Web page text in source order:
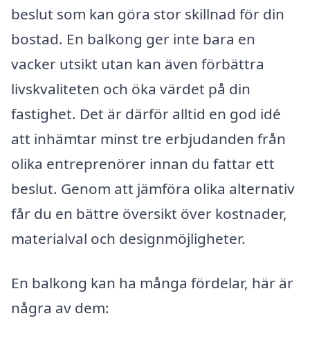
beslut som kan göra stor skillnad för din
bostad. En balkong ger inte bara en
vacker utsikt utan kan även förbättra
livskvaliteten och öka värdet på din
fastighet. Det är därför alltid en god idé
att inhämtar minst tre erbjudanden från
olika entreprenörer innan du fattar ett
beslut. Genom att jämföra olika alternativ
får du en bättre översikt över kostnader,
materialval och designmöjligheter.
En balkong kan ha många fördelar, här är
några av dem: